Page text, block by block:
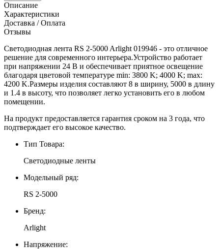
Описание
Характеристики
Доставка / Оплата
Отзывы
Светодиодная лента RS 2-5000 Arlight 019946 - это отличное
решение для современного интерьера.Устройство работает
при напряжении 24 В и обеспечивает приятное освещение
благодаря цветовой температуре min: 3800 K; 4000 K; max:
4200 K.Размеры изделия составляют 8 в ширину, 5000 в длину
и 1.4 в высоту, что позволяет легко установить его в любом
помещении.
На продукт предоставляется гарантия сроком на 3 года, что
подтверждает его высокое качество.
Тип Товара:
Светодиодные ленты
Модельный ряд:
RS 2-5000
Бренд:
Arlight
Напряжение: